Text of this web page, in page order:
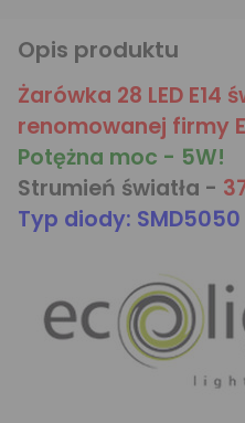
Opis produktu
Żarówka 28 LED E14
renomowanej firmy
Potężna moc - 5W!
Strumień światła -
Typ diody: SMD5050